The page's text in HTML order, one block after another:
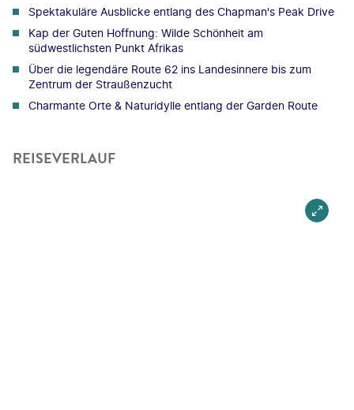
Spektakuläre Ausblicke entlang des Chapman's Peak Drive
Kap der Guten Hoffnung: Wilde Schönheit am
südwestlichsten Punkt Afrikas
Über die legendäre Route 62 ins Landesinnere bis zum
Zentrum der Straußenzucht
Charmante Orte & Naturidylle entlang der Garden Route
REISEVERLAUF